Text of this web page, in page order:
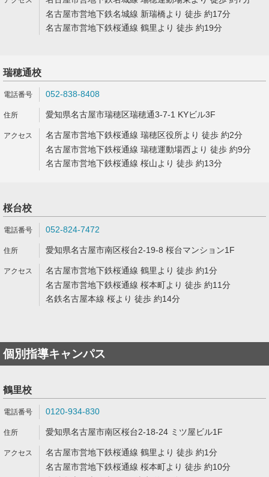
名古屋市営地下鉄名城線 新瑞橋より 徒歩 約17分
名古屋市営地下鉄桜通線 鶴里より 徒歩 約19分
瑞穂通校
052-838-8408
愛知県名古屋市瑞穂区瑞穂通3-7-1 KYビル3F
名古屋市営地下鉄桜通線 瑞穂区役所より 徒歩 約2分
名古屋市営地下鉄桜通線 瑞穂運動場西より 徒歩 約9分
名古屋市営地下鉄桜通線 桜山より 徒歩 約13分
桜台校
052-824-7472
愛知県名古屋市南区桜台2-19-8 桜台マンション1F
名古屋市営地下鉄桜通線 鶴里より 徒歩 約1分
名古屋市営地下鉄桜通線 桜本町より 徒歩 約11分
名鉄名古屋本線 桜より 徒歩 約14分
個別指導キャンパス
鶴里校
0120-934-830
愛知県名古屋市南区桜台2-18-24 ミツ屋ビル1F
名古屋市営地下鉄桜通線 鶴里より 徒歩 約1分
名古屋市営地下鉄桜通線 桜本町より 徒歩 約10分